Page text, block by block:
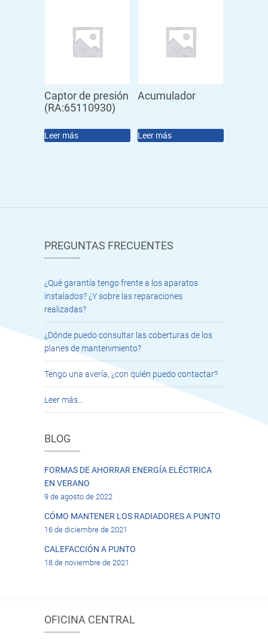
Captor de presión
(RA:65110930)
Leer más
Acumulador
Leer más
PREGUNTAS FRECUENTES
¿Qué garantía tengo frente a los aparatos
instalados? ¿Y sobre las reparaciones
realizadas?
¿Dónde puedo consultar las coberturas de los
planes de mantenimiento?
Tengo una avería, ¿con quién puedo contactar?
Leer más…
BLOG
FORMAS DE AHORRAR ENERGÍA ELÉCTRICA
EN VERANO
9 de agosto de 2022
CÓMO MANTENER LOS RADIADORES A PUNTO
16 de diciembre de 2021
CALEFACCIÓN A PUNTO
18 de noviembre de 2021
OFICINA CENTRAL